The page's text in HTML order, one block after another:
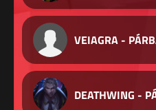
VEIAGRA -
DEATHWING -